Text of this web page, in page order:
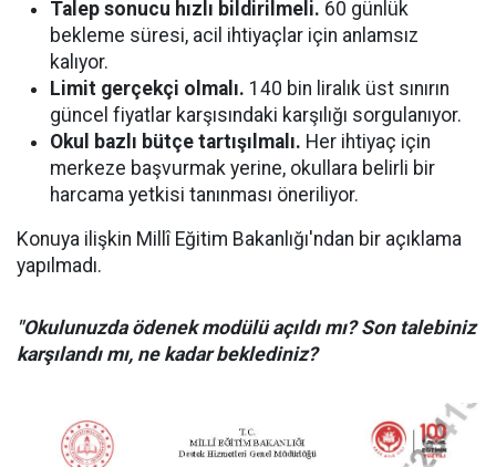
Talep sonucu hızlı bildirilmeli. 60 günlük
bekleme süresi, acil ihtiyaçlar için anlamsız
kalıyor.
Limit gerçekçi olmalı. 140 bin liralık üst sınırın
güncel fiyatlar karşısındaki karşılığı sorgulanıyor.
Okul bazlı bütçe tartışılmalı. Her ihtiyaç için
merkeze başvurmak yerine, okullara belirli bir
harcama yetkisi tanınması öneriliyor.
Konuya ilişkin Millî Eğitim Bakanlığı'ndan bir açıklama
yapılmadı.
"Okulunuzda ödenek modülü açıldı mı? Son talebiniz
karşılandı mı, ne kadar beklediniz?